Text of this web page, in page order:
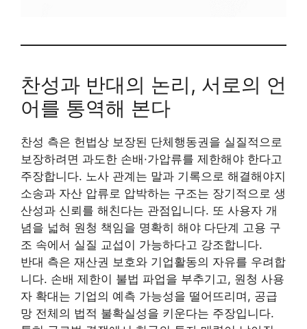
찬성과 반대의 논리, 서로의 언
어를 통역해 본다
찬성 측은 헌법상 보장된 단체행동권을 실질적으로
보장하려면 과도한 손배·가압류를 제한해야 한다고
주장합니다. 노사 관계는 말과 기록으로 해결해야지
소송과 자산 압류로 압박하는 구조는 장기적으로 생
산성과 신뢰를 해친다는 관점입니다. 또 사용자 개
념을 넓혀 원청 책임을 명확히 해야 다단계 고용 구
조 속에서 실질 교섭이 가능하다고 강조합니다.
반대 측은 재산권 보호와 기업활동의 자유를 우려합
니다. 손배 제한이 불법 파업을 부추기고, 원청 사용
자 확대는 기업의 예측 가능성을 떨어뜨리며, 공급
망 전체의 법적 불확실성을 키운다는 주장입니다.